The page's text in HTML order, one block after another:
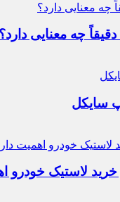
چه معنایی دارد؟
سایکل
لاستیک خودرو